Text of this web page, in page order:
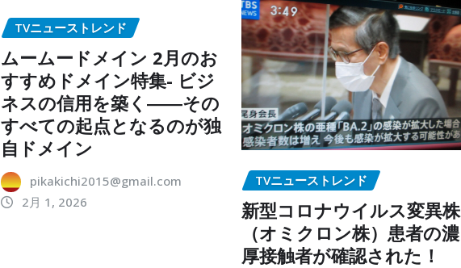
TVニューストレンド
ムームードメイン 2月のお
すすめドメイン特集- ビジ
ネスの信用を築く――その
すべての起点となるのが独
自ドメイン
pikakichi2015@gmail.com
2月 1, 2026
TVニューストレンド
新型コロナウイルス変異株
（オミクロン株）患者の濃
厚接触者が確認された！